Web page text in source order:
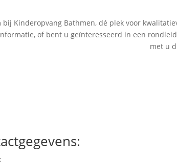
bij Kinderopvang Bathmen, dé plek voor
of bent u geïnteresseerd in een
met u